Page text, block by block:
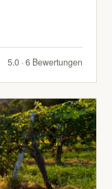
5.0 · 6 Bewertungen